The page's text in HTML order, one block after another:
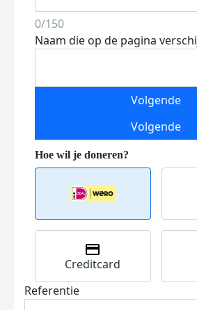
0/150
Naam die op de pagina
Volgende
Volgende
Creditcard
Referentie